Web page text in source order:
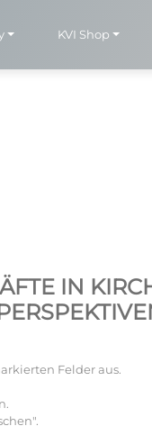
KVI Shop
IN
Felder aus.